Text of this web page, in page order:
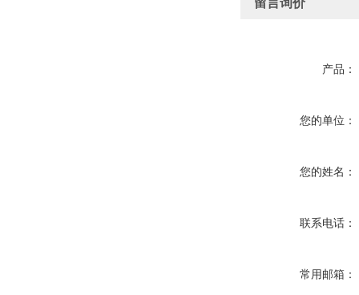
留言询价
产品：
您的单位：
您的姓名：
联系电话：
常用邮箱：